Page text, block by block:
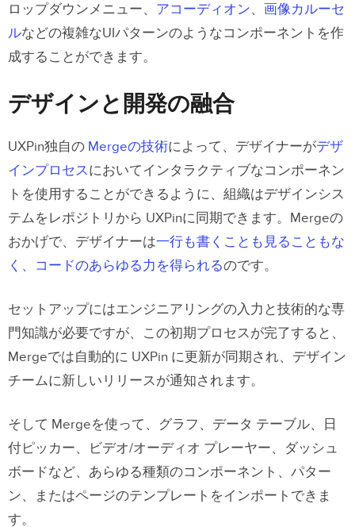
ロップダウンメニュー、 アコーディオン、 画像カルーセ
ルなどの複雑なUIパターンのようなコンポーネントを作
成することができます。
デザインと開発の融合
UXPin独自の Mergeの技術によって、デザイナーがデザ
インプロセスにおいてインタラクティブなコンポーネン
トを使用することができるように、組織はデザインシス
テムをレポジトリから UXPinに同期できます。Mergeの
おかげで、デザイナーは一行も書くことも見ることもな
く、コードのあらゆる力を得られるのです。
セットアップにはエンジニアリングの入力と技術的な専
門知識が必要ですが、この初期プロセスが完了すると、
Mergeでは自動的に UXPin に更新が同期され、デザイン
チームに新しいリリースが通知されます。
そして Mergeを使って、グラフ、データ テーブル、日
付ピッカー、ビデオ/オーディオ プレーヤー、ダッシュ
ボードなど、あらゆる種類のコンポーネント、パター
ン、またはページのテンプレートをインポートできま
す。